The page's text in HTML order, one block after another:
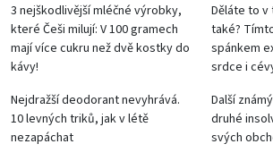
3 nejškodlivější mléčné výrobky,
které Češi milují: V 100 gramech
mají více cukru než dvě kostky do
kávy!
Děláte to
také?
spánkem
srdce i
Nejdražší deodorant nevyhrává.
10 levných triků, jak v létě
nezapáchat
Další
druhé
svých